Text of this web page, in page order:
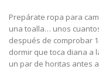
Prepárate ropa para
una toalla… unos
después de comprobar
dormir que toca diana a
un par de horitas antes